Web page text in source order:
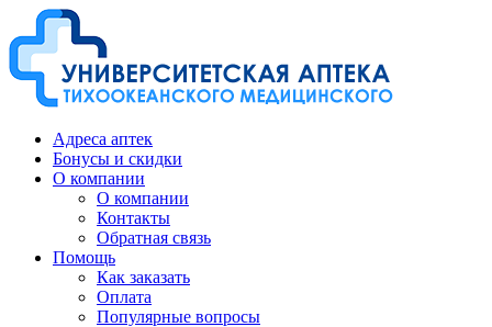
Адреса аптек
Бонусы и скидки
О компании
О компании
Контакты
Обратная связь
Помощь
Как заказать
Оплата
Популярные вопросы